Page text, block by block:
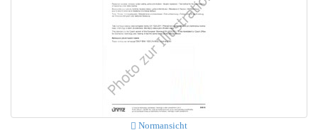
Normansicht